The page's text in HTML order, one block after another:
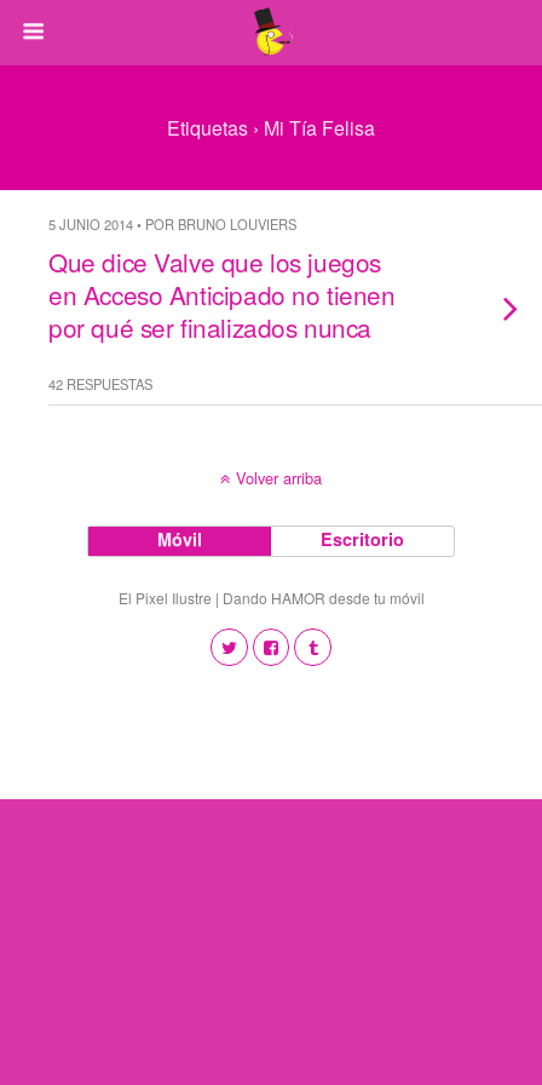
Etiquetas › Mi Tía Felisa
5 JUNIO 2014 • POR BRUNO LOUVIERS
Que dice Valve que los juegos
en Acceso Anticipado no tienen
por qué ser finalizados nunca
42 RESPUESTAS
Volver arriba
Móvil Escritorio
El Pixel Ilustre | Dando HAMOR desde tu móvil